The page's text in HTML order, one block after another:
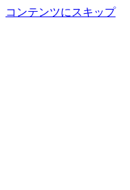
コンテンツにスキップ